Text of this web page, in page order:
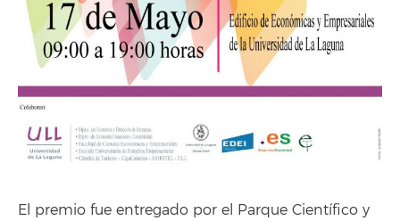
El premio fue entregado por el Parque Científico y